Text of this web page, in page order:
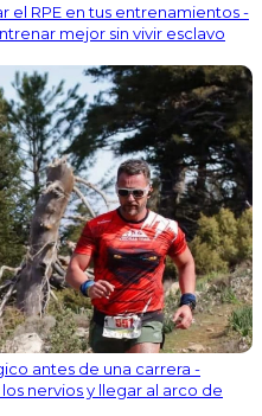
el RPE en tus entrenamientos -
mejor sin vivir esclavo
antes de una carrera -
nervios y llegar al arco de